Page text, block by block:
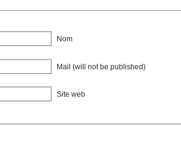
Nom
Mail (will not be published)
Site web